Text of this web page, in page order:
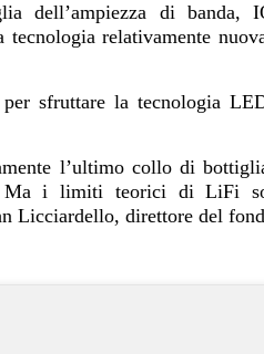
dell’ampiezza di banda,
relativamente
sfruttare la tecnologia
l’ultimo collo di
i limiti teorici di LiFi
Licciardello, direttore del